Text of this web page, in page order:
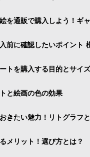
を通販で購入しよう！ギ
前に確認したいポイント
トを購入する目的とサイ
と絵画の色の効果
きたい魅力！リトグラフ
メリット！選び方とは？